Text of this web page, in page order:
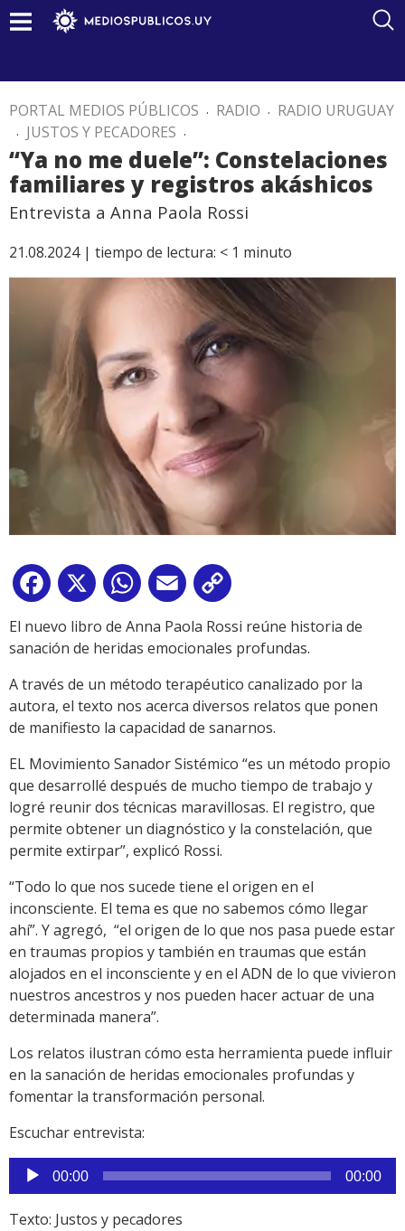
PORTAL MEDIOS PÚBLICOS . RADIO . RADIO URUGUAY
. JUSTOS Y PECADORES .
“Ya no me duele”: Constelaciones
familiares y registros akáshicos
Entrevista a Anna Paola Rossi
21.08.2024 | tiempo de lectura: < 1 minuto
Facebook
X WhatsApp
Email
Link
El nuevo libro de Anna Paola Rossi reúne historia de
sanación de heridas emocionales profundas.
A través de un método terapéutico canalizado por la
autora, el texto nos acerca diversos relatos que ponen
de manifiesto la capacidad de sanarnos.
EL Movimiento Sanador Sistémico “es un método propio
que desarrollé después de mucho tiempo de trabajo y
logré reunir dos técnicas maravillosas. El registro, que
permite obtener un diagnóstico y la constelación, que
permite extirpar”, explicó Rossi.
“Todo lo que nos sucede tiene el origen en el
inconsciente. El tema es que no sabemos cómo llegar
ahí”. Y agregó, “el origen de lo que nos pasa puede estar
en traumas propios y también en traumas que están
alojados en el inconsciente y en el ADN de lo que vivieron
nuestros ancestros y nos pueden hacer actuar de una
determinada manera”.
Los relatos ilustran cómo esta herramienta puede influir
en la sanación de heridas emocionales profundas y
fomentar la transformación personal.
Escuchar entrevista:
Reproductor
de
audio
00:00 00:00
Texto: Justos y pecadores